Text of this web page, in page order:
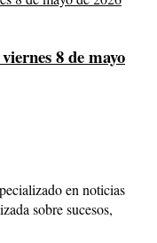
8 de mayo
en noticias
sobre sucesos,